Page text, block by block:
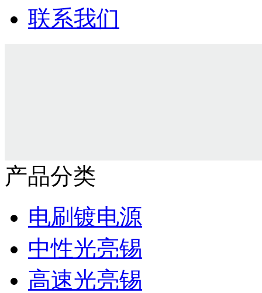
联系我们
产品分类
电刷镀电源
中性光亮锡
高速光亮锡